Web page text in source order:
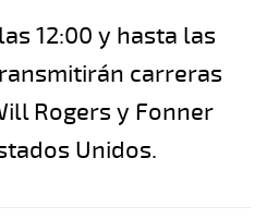
12:00 y hasta las
carreras
Rogers y Fonner
Unidos.